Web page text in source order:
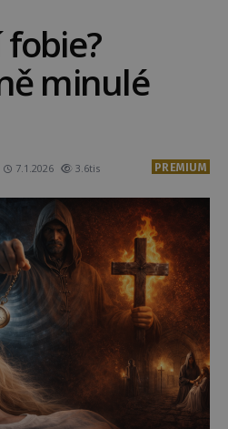
fobie?
minulé
7.1.2026 3.6tis PREMIUM